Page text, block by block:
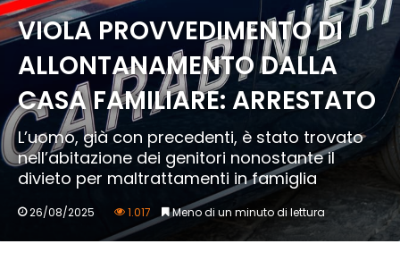
VIOLA PROVVEDIMENTO DI
ALLONTANAMENTO DALLA
CASA FAMILIARE: ARRESTATO
L’uomo, già con precedenti, è stato trovato
nell’abitazione dei genitori nonostante il
divieto per maltrattamenti in famiglia
26/08/2025 1.017 Meno di un minuto di lettura